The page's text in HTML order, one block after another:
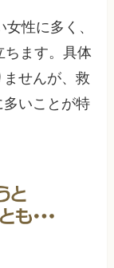
性に多く、
ちます。具体
せんが、救
いことが特